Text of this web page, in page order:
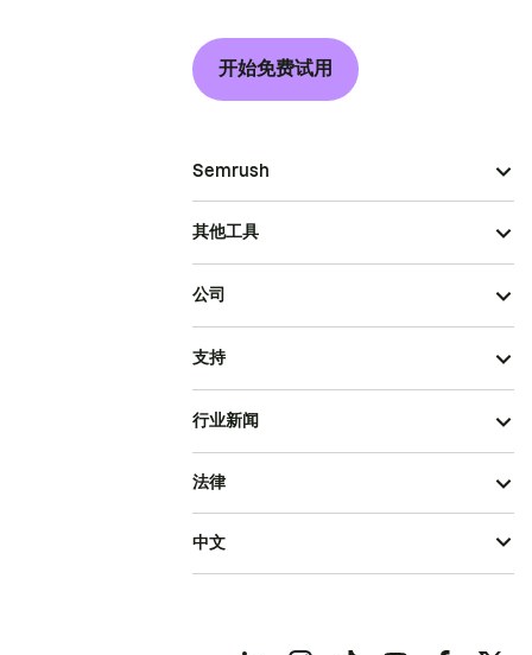
开始免费试用
Semrush
其他工具
公司
支持
行业新闻
法律
中文